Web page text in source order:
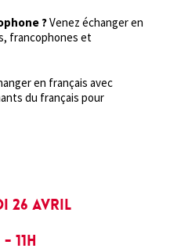
?Venez échanger en
francophones et
en français avec
du français pour
26 avril
11h